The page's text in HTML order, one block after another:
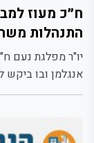
ח״כ מעוז
התנהלות
יו"ר מפלגת נעם
אנגלמן ובו ביקש